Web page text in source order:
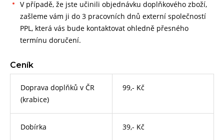
V případě, že jste učinili objednávku doplňkového zboží,
zašleme vám ji do 3 pracovních dnů externí společností
PPL, která vás bude kontaktovat ohledně přesného
termínu doručení.
Ceník
Doprava doplňků v ČR
(krabice)
99,- Kč
Dobírka 39,- Kč